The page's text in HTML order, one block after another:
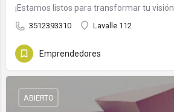
¡Estamos listos para transformar tu
3512393310 Lavalle 112
Emprendedores
ABIERTO